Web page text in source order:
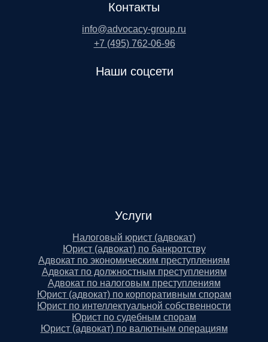
Наши соцсети
Налоговый юрист (адвокат)
Юрист (адвокат) по банкротству
Адвокат по экономическим преступлениям
Адвокат по должностным преступлениям
Адвокат по налоговым преступлениям
Юрист (адвокат) по корпоративным спорам
Юрист по интеллектуальной собственности
Юрист по судебным спорам
Юрист (адвокат) по валютным операциям
Услуги
Контакты
info@advocacy-group.ru
+7 (495) 762-06-96